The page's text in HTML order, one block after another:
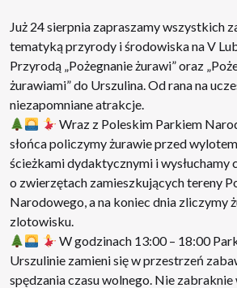
Już 24 sierpnia zapraszamy wszystkich
tematyką przyrody i środowiska na V
Przyrodą „Pożegnanie żurawi” oraz
żurawiami” do Urszulina. Od rana na
niezapomniane atrakcje.
Wraz z Poleskim Parkiem
słońca policzymy żurawie przed
ścieżkami dydaktycznymi i wysłuchamy
o zwierzętach zamieszkujących tereny
Narodowego, a na koniec dnia zliczymy
zlotowisku.
W godzinach 13:00 – 18:00
Urszulinie zamieni się w przestrzeń
spędzania czasu wolnego. Nie